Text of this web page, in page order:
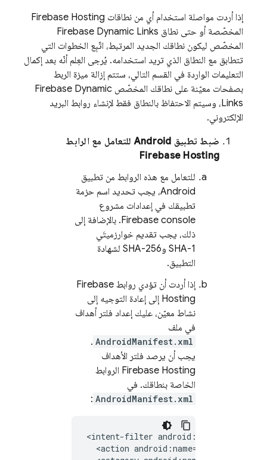
إذا أردت مواصلة استخدام أي من نطاقات Firebase Hosting
المخصّصة أو حتى نطاق Firebase Dynamic Links
المخصّص ليكون نطاقك الجديد المرتبط، اتّبِع الخطوات التي
تتطابق مع النطاق الذي تريد استخدامه. يُرجى العِلم أنّه بعد إكمال
التعليمات الواردة في القسم التالي، ستتم إزالة ميزة الربط
بصفحات معيّنة على نطاقك المخصّص Firebase Dynamic
Links، وسيتم الاحتفاظ بالنطاق فقط لإنشاء روابط البريد
الإلكتروني.
ضبط تطبيق Android للتعامل مع الرابط
Firebase Hosting
للتعامل مع هذه الروابط من تطبيق
Android، يجب تحديد اسم حزمة
تطبيقك في إعدادات مشروع
Firebaseconsole. بالإضافة إلى
ذلك، يجب تقديم خوارزميتَي
SHA-1 وSHA-256 لشهادة
التطبيق.
إذا أردت أن تؤدي روابط Firebase
Hosting إلى إعادة التوجيه إلى
نشاط معيّن، عليك إعداد فلتر أهداف
في ملف
AndroidManifest.xml
.
يجب أن يرصد فلتر الأهداف
Firebase Hosting الروابط
الخاصة بنطاقك. في
AndroidManifest.xml
:
<intent-filter
<action